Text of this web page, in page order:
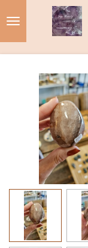
hoofdinhoud